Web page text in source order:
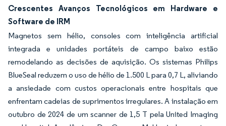
Crescentes Avanços Tecnológicos em Hardware e
Software de IRM
Magnetos sem hélio, consoles com inteligência artificial
integrada e unidades portáteis de campo baixo estão
remodelando as decisões de aquisição. Os sistemas Philips
BlueSeal reduzem o uso de hélio de 1.500 L para 0,7 L, aliviando
a ansiedade com custos operacionais entre hospitais que
enfrentam cadeias de suprimentos irregulares. A instalação em
outubro de 2024 de um scanner de 1,5 T pela United Imaging